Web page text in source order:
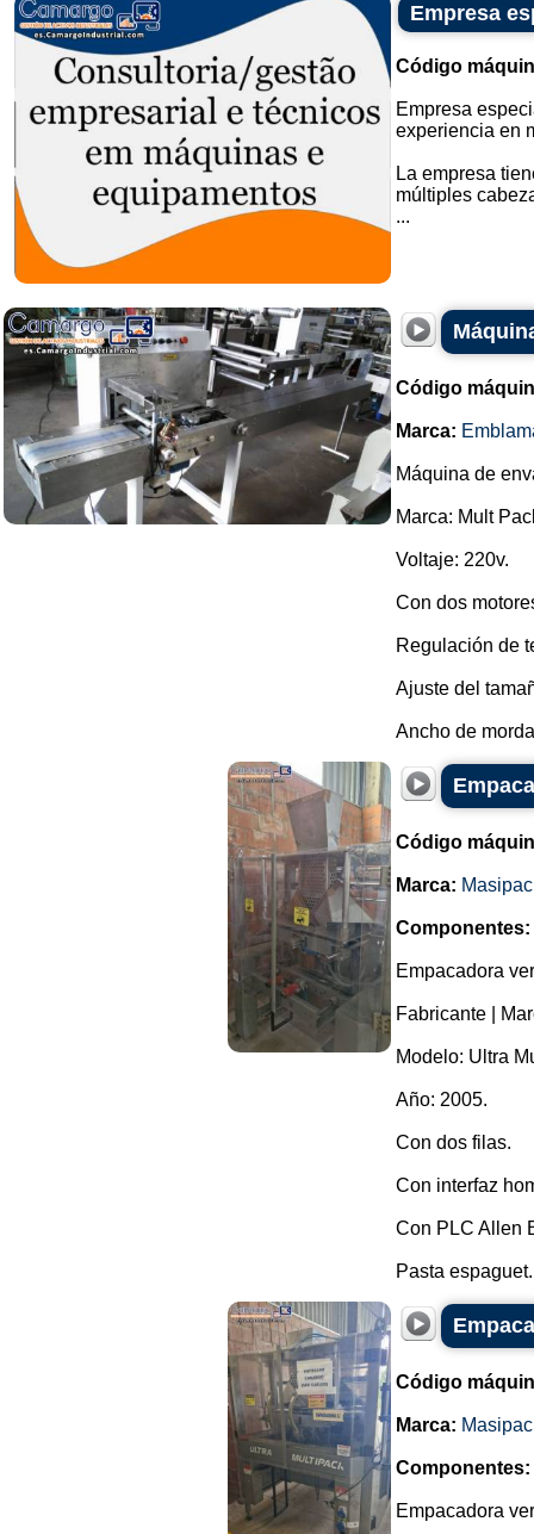
Empresa
Código
Empresa
experiencia en
La empresa
múltiples
...
Código
Marca:
Máquina de
Marca: Mult
Voltaje: 220v.
Con dos
Regulación de
Ajuste del
Ancho de
Código
Marca:
Componentes:
Empacadora
Fabricante |
Modelo: Ultra
Año: 2005.
Con dos filas.
Con interfaz
Con PLC Allen
Pasta
Código
Marca:
Componentes:
Empacadora